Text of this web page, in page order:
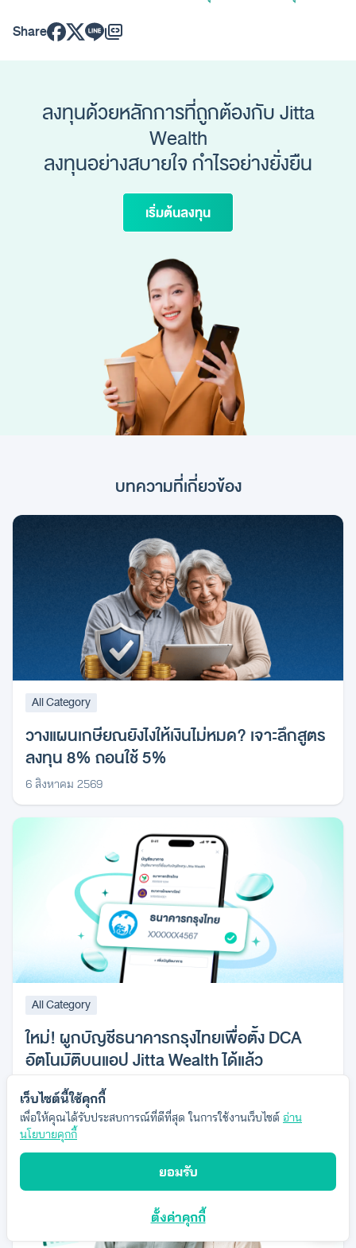
Share
ลงทุนด้วยหลักการที่ถูกต้องกับ Jitta
Wealth
ลงทุนอย่างสบายใจ กำไรอย่างยั่งยืน
เริ่มต้นลงทุน
บทความที่เกี่ยวข้อง
All Category
วางแผนเกษียณยังไงให้เงินไม่หมด? เจาะลึกสูตร
ลงทุน 8% ถอนใช้ 5%
6 สิงหาคม 2569
All Category
ใหม่! ผูกบัญชีธนาคารกรุงไทยเพื่อตั้ง DCA
อัตโนมัติบนแอป Jitta Wealth ได้แล้ว
6 สิงหาคม 2569
เว็บไซต์นี้ใช้คุกกี้
เพื่อให้คุณได้รับประสบการณ์ที่ดีที่สุด ในการใช้งานเว็บไซต์ อ่าน
นโยบายคุกกี้
ยอมรับ
ตั้งค่าคุกกี้